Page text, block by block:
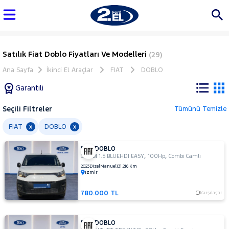
Satılık Fiat Doblo Fiyatları Ve Modelleri (29)
Ana Sayfa İkinci El Araçlar FIAT DOBLO
Garantili
Tüm
Araçlar
AUDI
BMC
BMW
BYD
Seçili Filtreler Tümünü Temizle
FIAT x DOBLO x
FIAT DOBLO
COMBI 1.5 BLUEHDI EASY,100Hp,Combi Camlı
2023DizelManuel131.216 Km
İzmir
780.000 TL Karşılaştır
FIAT DOBLO